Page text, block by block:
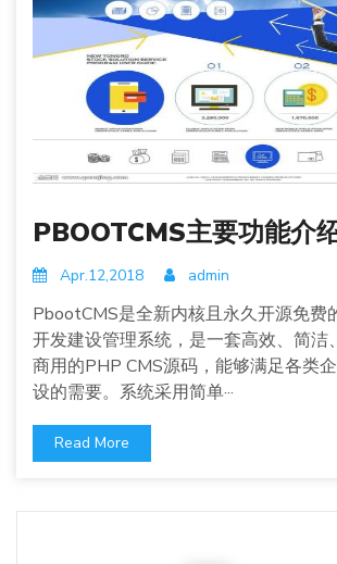
PBOOTCMS主要功能介
Apr.12,2018 admin
PbootCMS是全新内核且永久开源免费
开发建设管理系统，是一套高效、简洁
商用的PHP CMS源码，能够满足各类
设的需要。系统采用简单···
Read More